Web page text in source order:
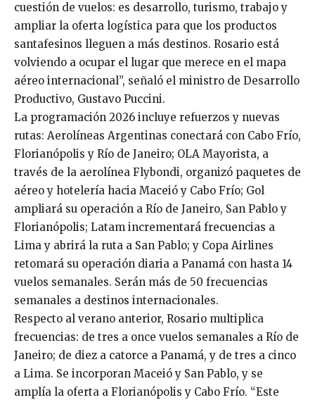
cuestión de vuelos: es desarrollo, turismo, trabajo y
ampliar la oferta logística para que los productos
santafesinos lleguen a más destinos. Rosario está
volviendo a ocupar el lugar que merece en el mapa
aéreo internacional”, señaló el ministro de Desarrollo
Productivo, Gustavo Puccini.
La programación 2026 incluye refuerzos y nuevas
rutas: Aerolíneas Argentinas conectará con Cabo Frío,
Florianópolis y Río de Janeiro; OLA Mayorista, a
través de la aerolínea Flybondi, organizó paquetes de
aéreo y hotelería hacia Maceió y Cabo Frío; Gol
ampliará su operación a Río de Janeiro, San Pablo y
Florianópolis; Latam incrementará frecuencias a
Lima y abrirá la ruta a San Pablo; y Copa Airlines
retomará su operación diaria a Panamá con hasta 14
vuelos semanales. Serán más de 50 frecuencias
semanales a destinos internacionales.
Respecto al verano anterior, Rosario multiplica
frecuencias: de tres a once vuelos semanales a Río de
Janeiro; de diez a catorce a Panamá, y de tres a cinco
a Lima. Se incorporan Maceió y San Pablo, y se
amplía la oferta a Florianópolis y Cabo Frío. “Este